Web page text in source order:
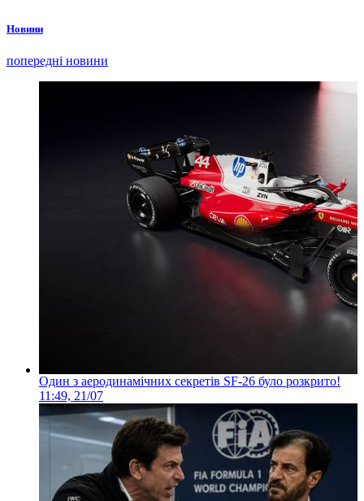
Новини
попередні новини
Один з аеродинамічних секретів SF-26 було розкрито!
11:49, 21/07